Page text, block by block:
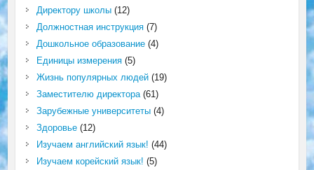
Директору школы(12)
Должностная инструкция(7)
Дошкольное образование(4)
Единицы измерения(5)
Жизнь популярных людей(19)
Заместителю директора(61)
Зарубежные университеты(4)
Здоровье(12)
Изучаем английский язык! (44)
Изучаем корейский язык! (5)